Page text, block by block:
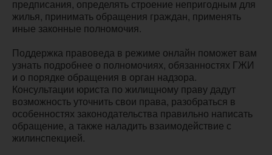
предписания, определять строение непригодным для
жилья, принимать обращения граждан, применять
иные законные полномочия.
Поддержка правоведа в режиме онлайн поможет вам
узнать подробнее о полномочиях, обязанностях ГЖИ
и о порядке обращения в орган надзора.
Консультации юриста по жилищному праву дадут
возможность уточнить свои права, разобраться в
особенностях законодательства правильно написать
обращение, а также наладить взаимодействие с
жилинспекцией.